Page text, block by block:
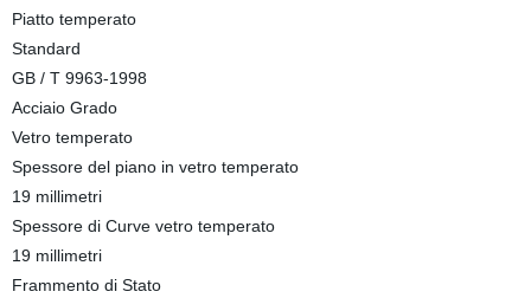
Piatto temperato
Standard
GB / T 9963-1998
Acciaio Grado
Vetro temperato
Spessore del piano in vetro temperato
19 millimetri
Spessore di Curve vetro temperato
19 millimetri
Frammento di Stato